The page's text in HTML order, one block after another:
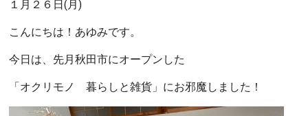
ce
b
o
o
k
n
a
et
t
１月２６日(月)
こんにちは！あゆみです。
今日は、先月秋田市にオープンした
「オクリモノ 暮らしと雑貨」にお邪魔しました！